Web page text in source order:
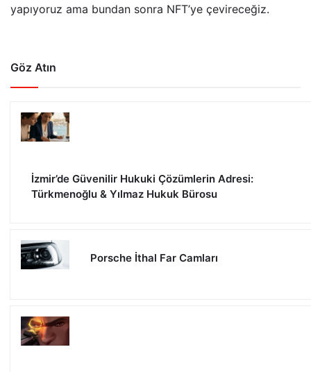
yapıyoruz ama bundan sonra NFT’ye çevireceğiz.
Göz Atın
İzmir’de Güvenilir Hukuki Çözümlerin Adresi:
Türkmenoğlu & Yılmaz Hukuk Bürosu
Porsche İthal Far Camları